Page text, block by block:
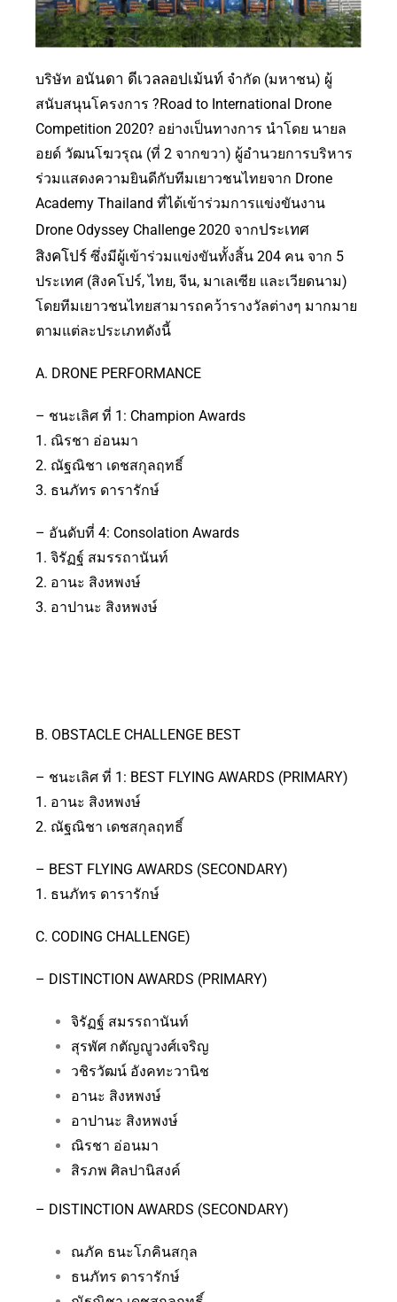
บริษัท อนันดา ดีเวลลอปเม้นท์ จำกัด (มหาชน) ผู้
สนับสนุนโครงการ ?Road to International Drone
Competition 2020? อย่างเป็นทางการ นำโดย นายล
อยด์ วัฒนโฆวรุณ (ที่ 2 จากขวา) ผู้อำนวยการบริหาร
ร่วมแสดงความยินดีกับทีมเยาวชนไทยจาก Drone
Academy Thailand ที่ได้เข้าร่วมการแข่งขันงาน
Drone Odyssey Challenge 2020 จากประเทศ
สิงคโปร์ ซึ่งมีผู้เข้าร่วมแข่งขันทั้งสิ้น 204 คน จาก 5
ประเทศ (สิงคโปร์, ไทย, จีน, มาเลเซีย และเวียดนาม)
โดยทีมเยาวชนไทยสามารถคว้ารางวัลต่างๆ มากมาย
ตามแต่ละประเภทดังนี้
A. DRONE PERFORMANCE
– ชนะเลิศ ที่ 1: Champion Awards
1. ณิรชา อ่อนมา
2. ณัฐณิชา เดชสกุลฤทธิ์
3. ธนภัทร ดารารักษ์
– อันดับที่ 4: Consolation Awards
1. จิรัฏฐ์ สมรรถานันท์
2. อานะ สิงหพงษ์
3. อาปานะ สิงหพงษ์
B. OBSTACLE CHALLENGE BEST
– ชนะเลิศ ที่ 1: BEST FLYING AWARDS (PRIMARY)
1. อานะ สิงหพงษ์
2. ณัฐณิชา เดชสกุลฤทธิ์
– BEST FLYING AWARDS (SECONDARY)
1. ธนภัทร ดารารักษ์
C. CODING CHALLENGE)
– DISTINCTION AWARDS (PRIMARY)
จิรัฏฐ์ สมรรถานันท์
สุรพัศ กตัญญูวงศ์เจริญ
วชิรวัฒน์ อังคทะวานิช
อานะ สิงหพงษ์
อาปานะ สิงหพงษ์
ณิรชา อ่อนมา
สิรภพ ศิลปานิสงค์
– DISTINCTION AWARDS (SECONDARY)
ณภัค ธนะโภคินสกุล
ธนภัทร ดารารักษ์